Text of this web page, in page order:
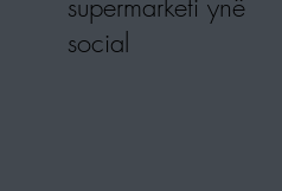
supermarketi ynë
social